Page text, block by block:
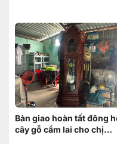
Bàn giao hoàn tất đông
cây gỗ cẩm lai cho chị